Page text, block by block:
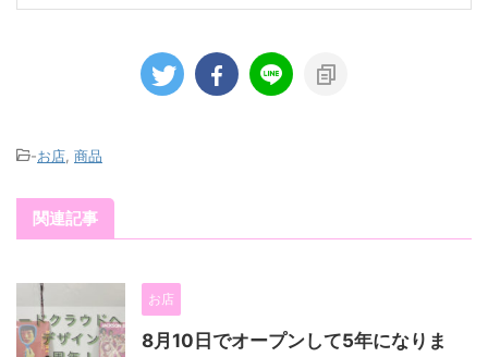
-お店 商品
関連記事
お店
8月10日でオープンして5年になりま